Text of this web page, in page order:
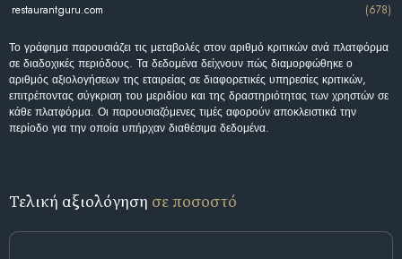
restaurantguru.com
(678)
Το γράφημα παρουσιάζει τις μεταβολές στον αριθμό κριτικών ανά πλατφόρμα
σε διαδοχικές περιόδους. Τα δεδομένα δείχνουν πώς διαμορφώθηκε ο
αριθμός αξιολογήσεων της εταιρείας σε διαφορετικές υπηρεσίες κριτικών,
επιτρέποντας σύγκριση του μεριδίου και της δραστηριότητας των χρηστών σε
κάθε πλατφόρμα. Οι παρουσιαζόμενες τιμές αφορούν αποκλειστικά την
περίοδο για την οποία υπήρχαν διαθέσιμα δεδομένα.
Τελική αξιολόγηση σε ποσοστό